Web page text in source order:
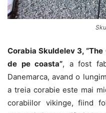
Corabia Skuldelev 3, “The
de pe coasta”, a fost
Danemarca, avand o
a treia corabie este mai
corabiilor vikinge, fiind